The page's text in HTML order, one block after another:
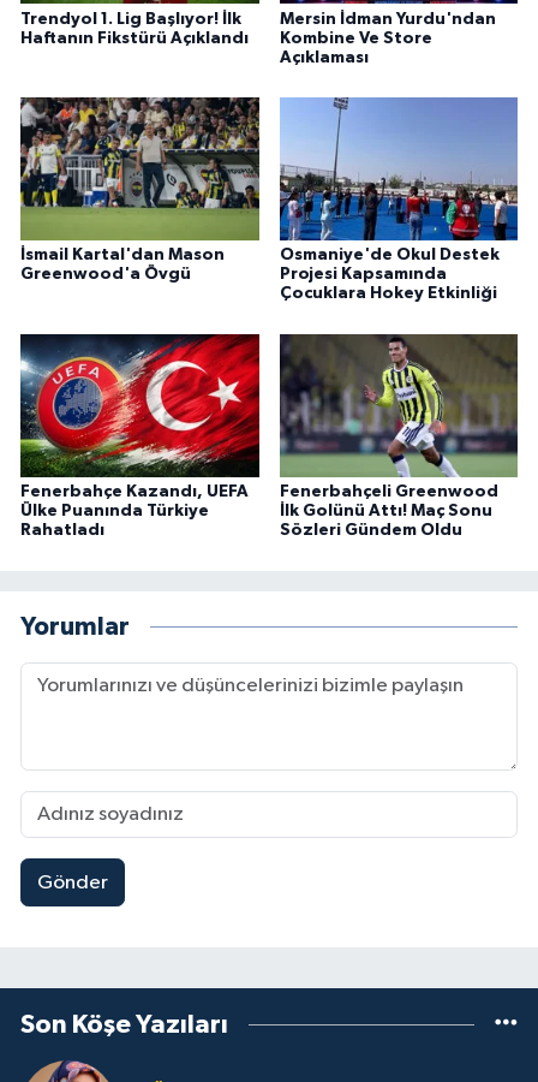
Trendyol 1. Lig Başlıyor! İlk
Haftanın Fikstürü Açıklandı
Mersin İdman Yurdu'ndan
Kombine Ve Store
Açıklaması
İsmail Kartal'dan Mason
Greenwood'a Övgü
Osmaniye'de Okul Destek
Projesi Kapsamında
Çocuklara Hokey Etkinliği
Fenerbahçe Kazandı, UEFA
Ülke Puanında Türkiye
Rahatladı
Fenerbahçeli Greenwood
İlk Golünü Attı! Maç Sonu
Sözleri Gündem Oldu
Yorumlar
Gönder
Son Köşe Yazıları